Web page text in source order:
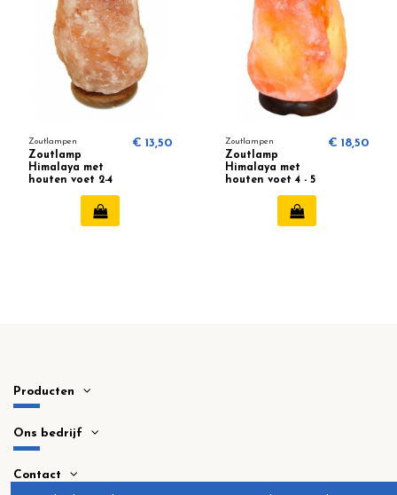
Zoutlampen
Zoutlamp
Himalaya met
houten voet 2-4
€ 13,50 Zoutlampen
Zoutlamp
Himalaya met
houten voet 4 - 5
€ 18,50
Producten
Ons bedrijf
Contact